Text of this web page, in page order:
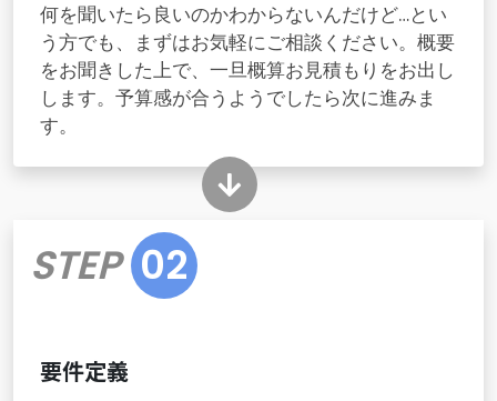
何を聞いたら良いのかわからないんだけど…とい
う方でも、まずはお気軽にご相談ください。概要
をお聞きした上で、一旦概算お見積もりをお出し
します。予算感が合うようでしたら次に進みま
す。
STEP 02
要件定義